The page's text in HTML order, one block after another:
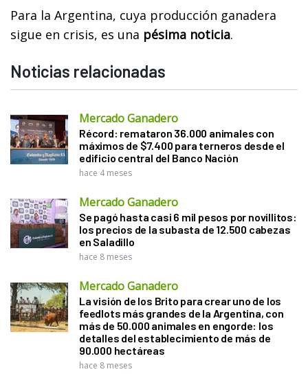
Para la Argentina, cuya producción ganadera
sigue en crisis, es una pésima noticia.
Noticias relacionadas
Mercado Ganadero
Récord: remataron 36.000 animales con
máximos de $7.400 para terneros desde el
edificio central del Banco Nación
hace 4 meses
Mercado Ganadero
Se pagó hasta casi 6 mil pesos por novillitos:
los precios de la subasta de 12.500 cabezas
en Saladillo
hace 8 meses
Mercado Ganadero
La visión de los Brito para crear uno de los
feedlots más grandes de la Argentina, con
más de 50.000 animales en engorde: los
detalles del establecimiento de más de
90.000 hectáreas
hace 8 meses